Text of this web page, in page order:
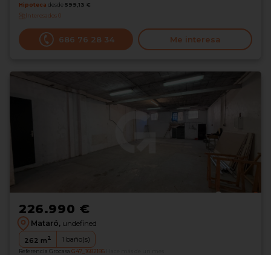
Hipoteca desde 599,13 €
Interesados0
686 76 28 34 Me interesa
226.990 €
Mataró, undefined
262 m2 1 baño(s)
Referencia Grocasa G47_1682186